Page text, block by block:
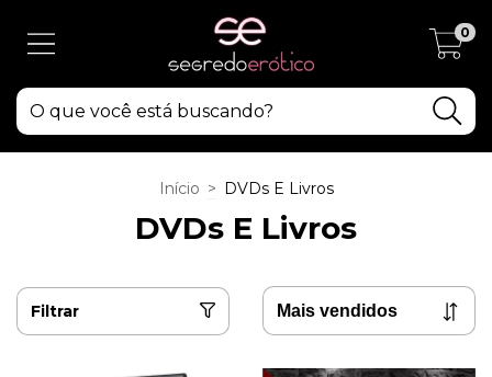
0
Início > DVDs E Livros
DVDs E Livros
Filtrar